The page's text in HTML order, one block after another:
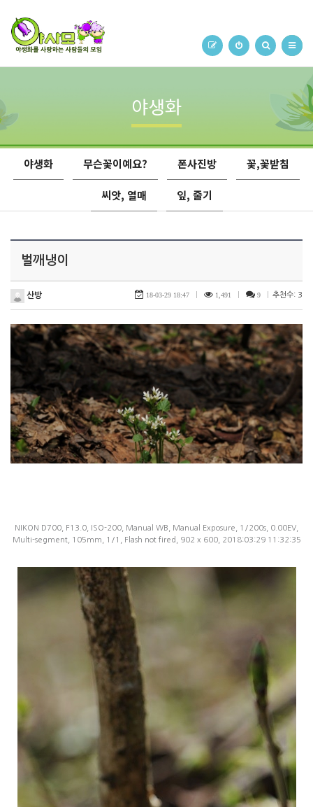
야생화
야생화 무슨꽃이예요? 폰사진방 꽃,꽃받침
씨앗, 열매 잎, 줄기
벌깨냉이
산방 18-03-29 18:47 1,491 9 추천수: 3
NIKON D700, F13.0, ISO-200, Manual WB, Manual Exposure, 1/200s, 0.00EV,
Multi-segment, 105mm, 1/1, Flash not fired, 902 x 600, 2018:03:29 11:32:35